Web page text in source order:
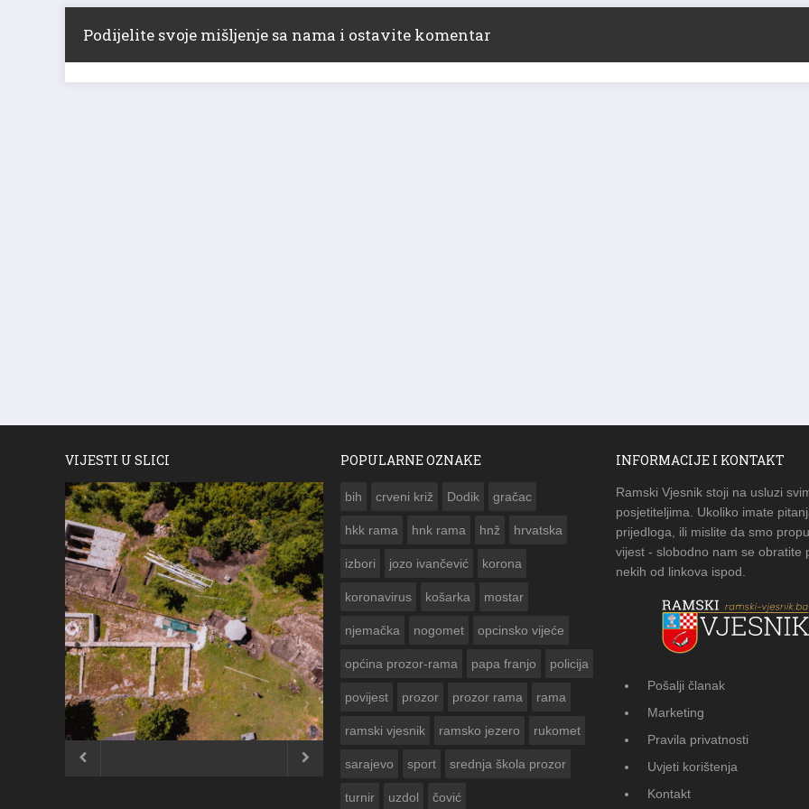
Podijelite svoje mišljenje sa nama i ostavite komentar
VIJESTI U SLICI
USKRS 2023. GODINE
POPULARNE OZNAKE
gračac
jozo ivančević
njemačka nogomet opcinsko vijeće
općina prozor-rama papa franjo policija
povijest prozor prozor rama
ramski vjesnik ramsko jezero
sarajevo sport srednja škola prozor
INFORMACIJE I KONTAKT
Ramski Vjesnik stoji na usluzi svim
posjetiteljima. Ukoliko imate
prijedloga, ili mislite da smo
vijest - slobodno nam se obratite
nekih od linkova ispod.
Pošalji članak
Marketing
Pravila privatnosti
Uvjeti korištenja